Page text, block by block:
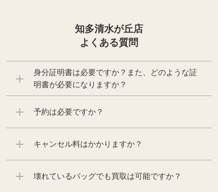
知多清水が丘店
よくある質問
身分証明書は必要ですか？また、どのような証
明書が必要になりますか？
予約は必要ですか？
キャンセル料はかかりますか？
壊れているバッグでも買取は可能ですか？